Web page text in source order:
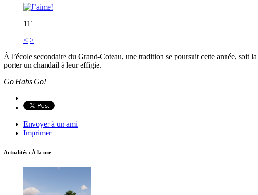
111
< >
À l’école secondaire du Grand-Coteau, une tradition se poursuit cette année, soit la
porter un chandail à leur effigie.
Go Habs Go!
Envoyer à un ami
Imprimer
Actualités : À la une